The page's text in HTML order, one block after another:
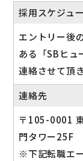
採用スケジュ
エントリー後
ある「SBヒュ
連絡させて頂
連絡先
〒105-0001
門タワー25F
※下記転職エ